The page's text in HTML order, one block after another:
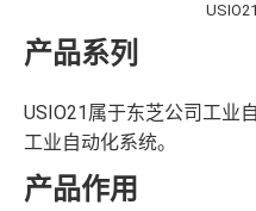
产品系列
USIO21属于东芝公司工业
工业自动化系统。
产品作用